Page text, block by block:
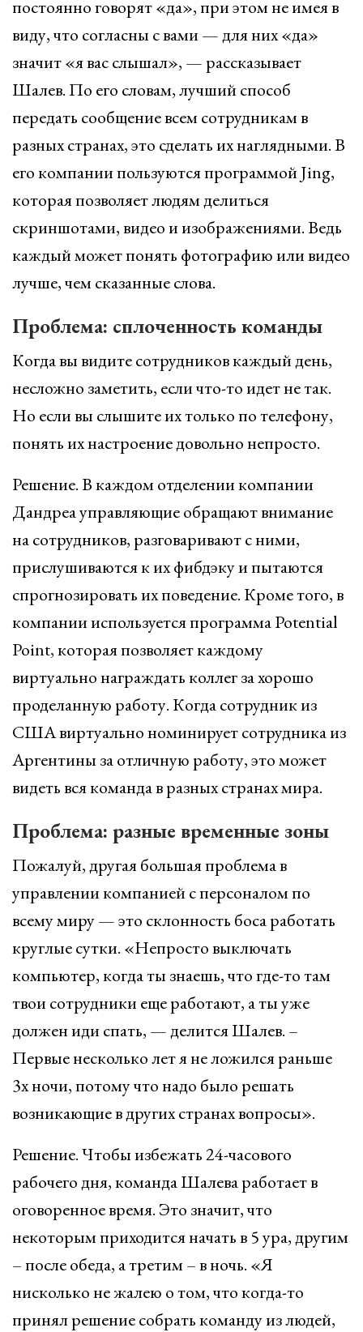
постоянно говорят «да», при этом не имея в
виду, что согласны с вами — для них «да»
значит «я вас слышал», — рассказывает
Шалев. По его словам, лучший способ
передать сообщение всем сотрудникам в
разных странах, это сделать их наглядными. В
его компании пользуются программой Jing,
которая позволяет людям делиться
скриншотами, видео и изображениями. Ведь
каждый может понять фотографию или видео
лучше, чем сказанные слова.
Проблема: сплоченность команды
Когда вы видите сотрудников каждый день,
несложно заметить, если что-то идет не так.
Но если вы слышите их только по телефону,
понять их настроение довольно непросто.
Решение. В каждом отделении компании
Дандреа управляющие обращают внимание
на сотрудников, разговаривают с ними,
прислушиваются к их фибдэку и пытаются
спрогнозировать их поведение. Кроме того, в
компании используется программа Potential
Point, которая позволяет каждому
виртуально награждать коллег за хорошо
проделанную работу. Когда сотрудник из
США виртуально номинирует сотрудника из
Аргентины за отличную работу, это может
видеть вся команда в разных странах мира.
Проблема: разные временные зоны
Пожалуй, другая большая проблема в
управлении компанией с персоналом по
всему миру — это склонность боса работать
круглые сутки. «Непросто выключать
компьютер, когда ты знаешь, что где-то там
твои сотрудники еще работают, а ты уже
должен иди спать, — делится Шалев. –
Первые несколько лет я не ложился раньше
3х ночи, потому что надо было решать
возникающие в других странах вопросы».
Решение. Чтобы избежать 24-часового
рабочего дня, команда Шалева работает в
оговоренное время. Это значит, что
некоторым приходится начать в 5 ура, другим
– после обеда, а третим – в ночь. «Я
нисколько не жалею о том, что когда-то
принял решение собрать команду из людей,